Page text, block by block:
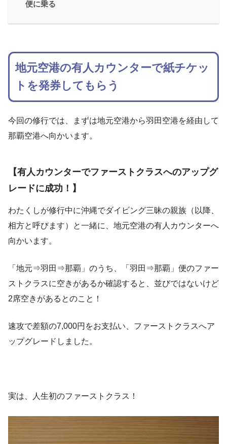
便に乗る
地元空港の有人カウンターで紙チケッ
トを発券してもらう
今回の修行では、まずは地元空港から羽田空港を経由して
那覇空港へ向かいます。
【有人カウンターでファーストクラスへのアップグ
レードに成功！】
わたくしが修行中に沖縄でダイビング三昧の親族（以降、
相方と呼びます）と一緒に、地元空港の有人カウンターへ
向かいます。
「地元⇒羽田⇒那覇」のうち、「羽田⇒那覇」便のファー
ストクラスに空きがあるか確認すると、並びではないけど
2席空きがあるとのこと！
速攻で差額の7,000円をお支払い、ファーストクラスへア
ップグレードしました。
実は、人生初のファーストクラス！